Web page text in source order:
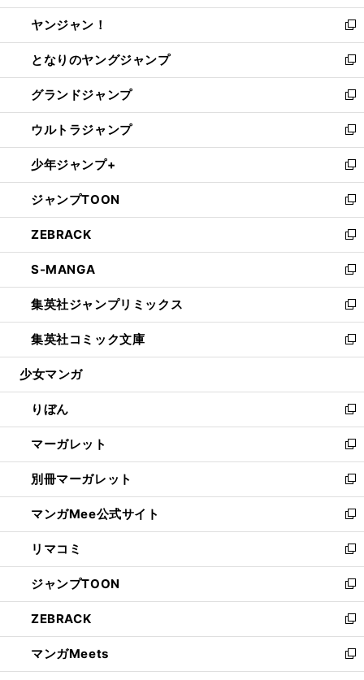
開
く
ウ
で
開
く
ウ
ィ
ン
ド
ウ
で
開
く
し
い
ウ
ィ
ン
ド
ウ
で
開
く
ヤンジャン！
新
し
い
ウ
ィ
ン
ド
ウ
で
開
く
となりのヤングジャンプ
新
し
い
ウ
ィ
ン
ド
ウ
で
開
く
グランドジャンプ
新
し
い
ウ
ィ
ン
ド
ウ
で
開
く
ウルトラジャンプ
新
し
い
ウ
ィ
ン
ド
ウ
で
開
く
少年ジャンプ+
新
し
い
ウ
ィ
ン
ド
ウ
で
開
く
ジャンプTOON
新
し
い
ウ
ィ
ン
ド
ウ
で
開
ZEBRACK
新
し
い
ウ
ィ
ン
ド
ウ
開
く
S-MANGA
新
し
い
ウ
ィ
ン
ウ
で
開
く
集英社ジャンプリミックス
新
し
い
ウ
ン
ド
ウ
で
開
く
集英社コミック文庫
新
し
ウ
ィ
ン
ド
ウ
で
開
く
少女マンガ
りぼん
新
し
い
ウ
ィ
ン
ド
ウ
で
開
く
マーガレット
新
し
い
ウ
ィ
ン
ド
ウ
で
開
く
別冊マーガレット
新
し
い
ウ
ィ
ン
ド
ウ
で
開
く
マンガMee公式サイト
新
し
い
ウ
ィ
ン
ド
ウ
で
開
リマコミ
新
し
い
ウ
ィ
ン
ド
ウ
ジャンプTOON
新
し
い
ウ
ィ
ン
ZEBRACK
新
し
い
ウ
マンガMeets
新
し